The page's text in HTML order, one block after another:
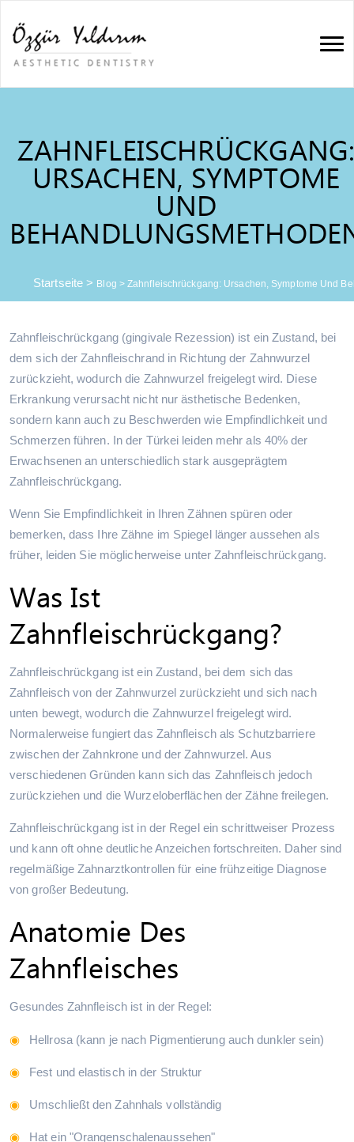
ZAHNFLEISCHRÜCKGANG:
URSACHEN, SYMPTOME
UND
Startseite > Blog >Zahnfleischrückgang: Ursachen, Symptome Und
Zahnfleischrückgang (gingivale Rezession) ist ein Zustand, bei
dem sich der Zahnfleischrand in Richtung der Zahnwurzel
zurückzieht, wodurch die Zahnwurzel freigelegt wird. Diese
Erkrankung verursacht nicht nur ästhetische Bedenken,
sondern kann auch zu Beschwerden wie Empfindlichkeit und
Schmerzen führen. In der Türkei leiden mehr als 40% der
Erwachsenen an unterschiedlich stark ausgeprägtem
Zahnfleischrückgang.
Wenn Sie Empfindlichkeit in Ihren Zähnen spüren oder
bemerken, dass Ihre Zähne im Spiegel länger aussehen als
früher, leiden Sie möglicherweise unter Zahnfleischrückgang.
Was Ist
Zahnfleischrückgang?
Zahnfleischrückgang ist ein Zustand, bei dem sich das
Zahnfleisch von der Zahnwurzel zurückzieht und sich nach
unten bewegt, wodurch die Zahnwurzel freigelegt wird.
Normalerweise fungiert das Zahnfleisch als Schutzbarriere
zwischen der Zahnkrone und der Zahnwurzel. Aus
verschiedenen Gründen kann sich das Zahnfleisch jedoch
zurückziehen und die Wurzeloberflächen der Zähne freilegen.
Zahnfleischrückgang ist in der Regel ein schrittweiser Prozess
und kann oft ohne deutliche Anzeichen fortschreiten. Daher sind
regelmäßige Zahnarztkontrollen für eine frühzeitige Diagnose
von großer Bedeutung.
Anatomie Des
Zahnfleisches
Gesundes Zahnfleisch ist in der Regel:
Hellrosa (kann je nach Pigmentierung auch dunkler sein)
Fest und elastisch in der Struktur
Umschließt den Zahnhals vollständig
Hat ein "Orangenschalenaussehen"